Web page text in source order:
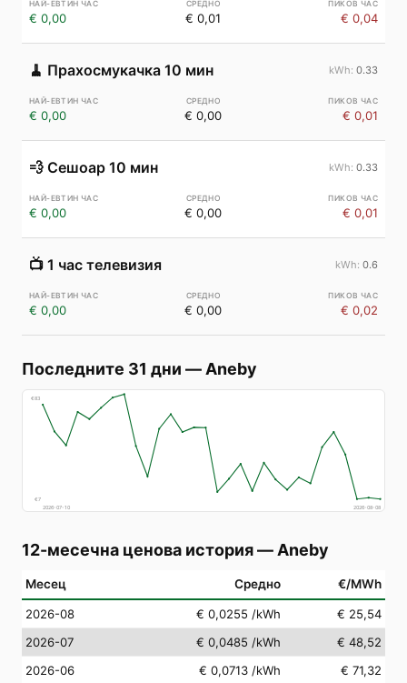
€ 0,00 € 0,01 € 0,04
🧹 Прахосмукачка 10 мин 0.33
€ 0,00 € 0,00 € 0,01
💨 Сешоар 10 мин 0.33
€ 0,00 € 0,00 € 0,01
📺 1 час телевизия 0.6
€ 0,00 € 0,00 € 0,02
Последните 31 дни — Aneby
€83
€7
2026-07-10
2026-08-08
12-месечна ценова история— Aneby
Месец Средно €/MWh
2026-08 € 0,0255 /kWh
€ 25,54
2026-07
€ 0,0485 /kWh
€ 48,52
2026-06
€ 0,0713 /kWh
€ 71,32